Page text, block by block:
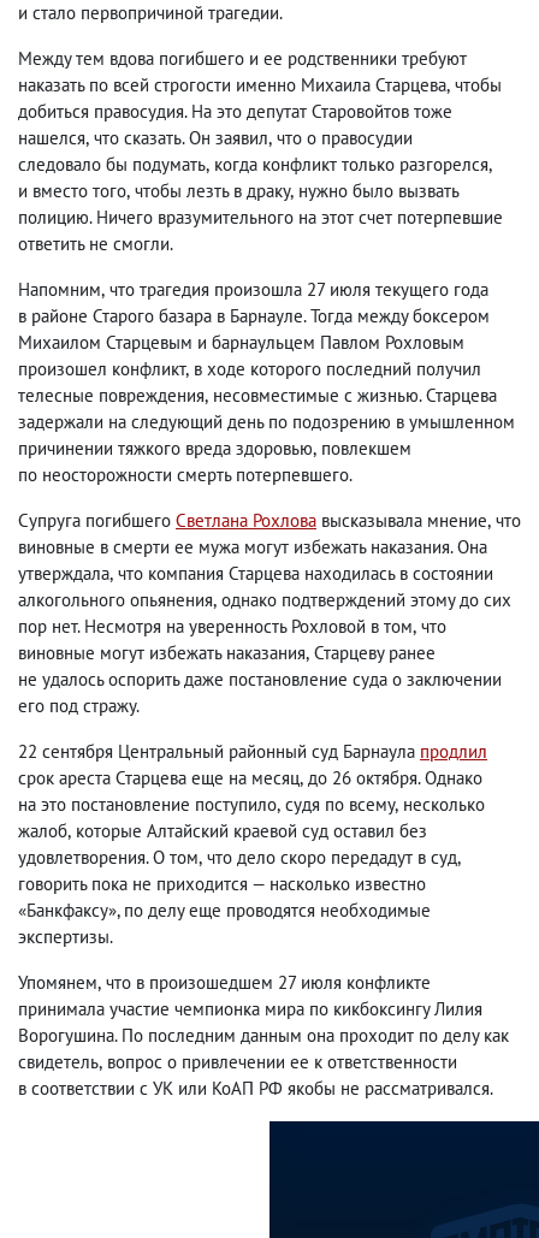
и стало первопричиной трагедии.
Между тем вдова погибшего и ее родственники требуют
наказать по всей строгости именно Михаила Старцева, чтобы
добиться правосудия. На это депутат Старовойтов тоже
нашелся, что сказать. Он заявил, что о правосудии
следовало бы подумать, когда конфликт только разгорелся,
и вместо того, чтобы лезть в драку, нужно было вызвать
полицию. Ничего вразумительного на этот счет потерпевшие
ответить не смогли.
Напомним, что трагедия произошла 27 июля текущего года
в районе Старого базара в Барнауле. Тогда между боксером
Михаилом Старцевым и барнаульцем Павлом Рохловым
произошел конфликт, в ходе которого последний получил
телесные повреждения, несовместимые с жизнью. Старцева
задержали на следующий день по подозрению в умышленном
причинении тяжкого вреда здоровью, повлекшем
по неосторожности смерть потерпевшего.
Супруга погибшего Светлана Рохлова высказывала мнение, что
виновные в смерти ее мужа могут избежать наказания. Она
утверждала, что компания Старцева находилась в состоянии
алкогольного опьянения, однако подтверждений этому до сих
пор нет. Несмотря на уверенность Рохловой в том, что
виновные могут избежать наказания, Старцеву ранее
не удалось оспорить даже постановление суда о заключении
его под стражу.
22 сентября Центральный районный суд Барнаула продлил
срок ареста Старцева еще на месяц, до 26 октября. Однако
на это постановление поступило, судя по всему, несколько
жалоб, которые Алтайский краевой суд оставил без
удовлетворения. О том, что дело скоро передадут в суд,
говорить пока не приходится — насколько известно
«Банкфаксу», по делу еще проводятся необходимые
экспертизы.
Упомянем, что в произошедшем 27 июля конфликте
принимала участие чемпионка мира по кикбоксингу Лилия
Ворогушина. По последним данным она проходит по делу как
свидетель, вопрос о привлечении ее к ответственности
в соответствии с УК или КоАП РФ якобы не рассматривался.